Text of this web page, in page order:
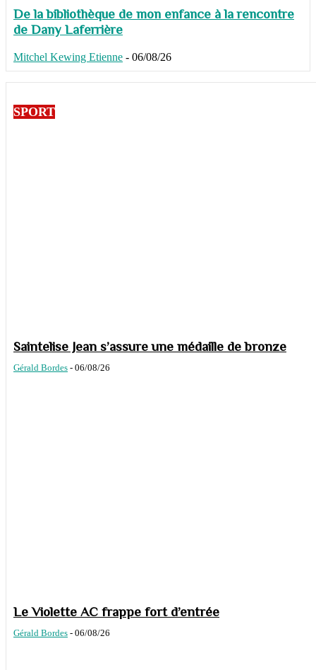
De la bibliothèque de mon enfance à la rencontre
de Dany Laferrière
Mitchel Kewing Etienne - 06/08/26
SPORT
Saintelise Jean s’assure une médaille de bronze
Gérald Bordes - 06/08/26
Le Violette AC frappe fort d’entrée
Gérald Bordes - 06/08/26